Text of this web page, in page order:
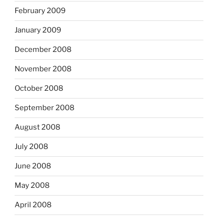
February 2009
January 2009
December 2008
November 2008
October 2008
September 2008
August 2008
July 2008
June 2008
May 2008
April 2008